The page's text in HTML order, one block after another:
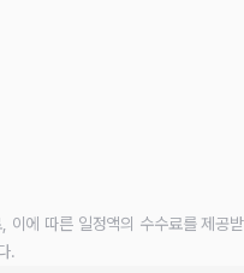
에 따른 일정액의 수수료를 제공받
.